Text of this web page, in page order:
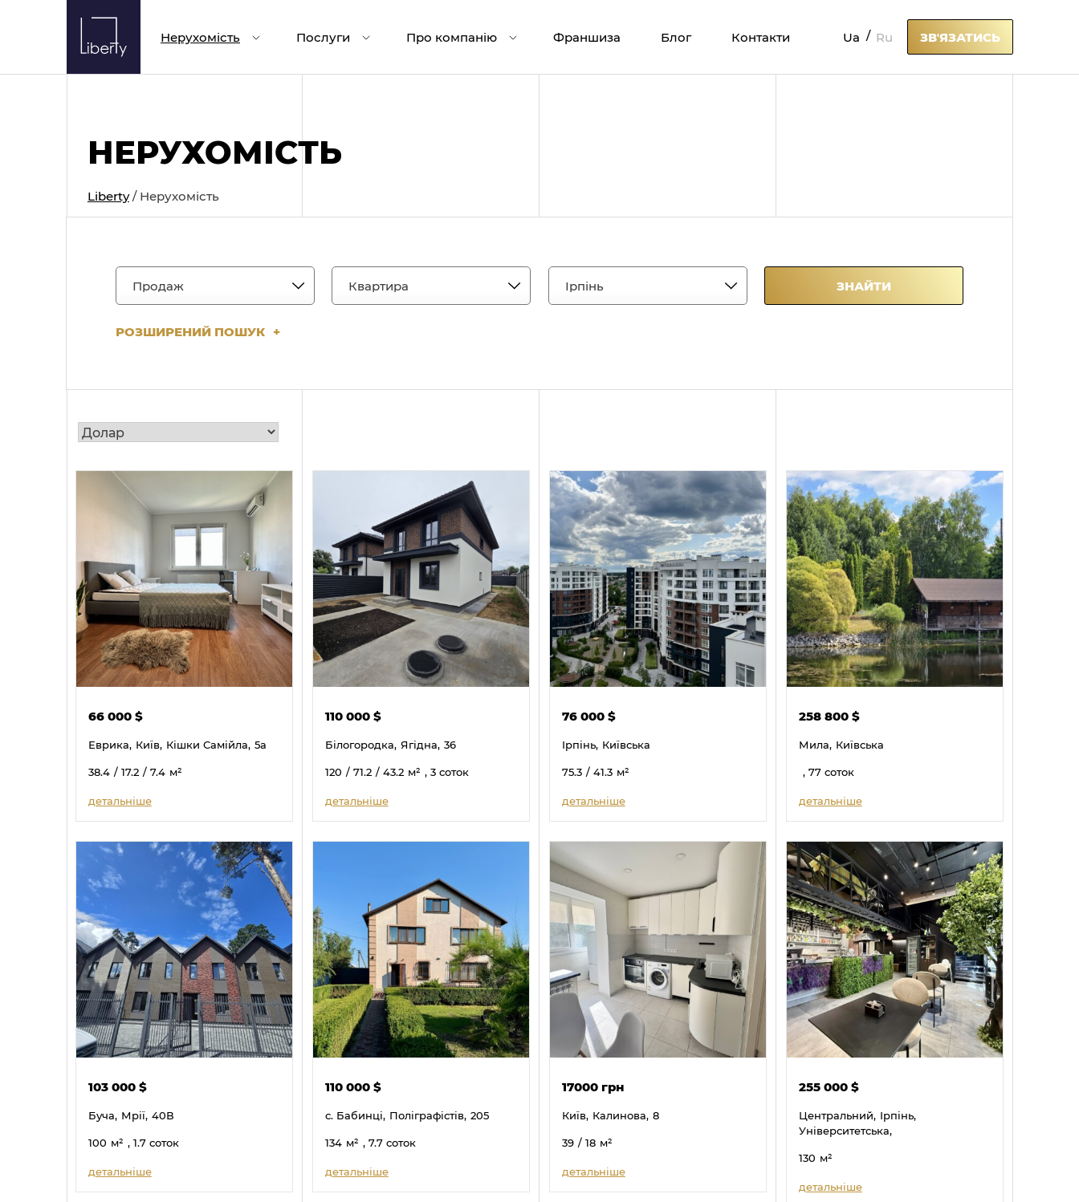
Нерухомість Послуги Про компанію Франшиза Блог Контакти Ua Ru ЗВʼЯЗАТИСЬ
НЕРУХОМІСТЬ
Liberty/ Нерухомість
РОЗШИРЕНИЙ ПОШУК +
66 000 $
Еврика, Київ, Кішки Самійла, 5а
38.4 / 17.2 / 7.4 м²
детальніше
110 000 $
Білогородка, Ягідна, 36
120 / 71.2 / 43.2 м² , 3 соток
детальніше
76 000 $
Ірпінь, Київська
75.3 / 41.3 м²
детальніше
258 800 $
Мила, Київська
, 77 соток
детальніше
103 000 $
Буча, Мрії, 40В
100 м² , 1.7 соток
детальніше
110 000 $
с. Бабинці, Поліграфістів, 205
134 м² , 7.7 соток
детальніше
17000 грн
Київ, Калинова, 8
39 / 18 м²
детальніше
255 000 $
Центральний, Ірпінь,
Університетська,
130 м²
детальніше